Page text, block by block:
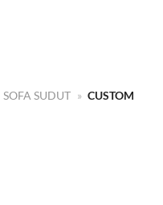
SOFA SUDUT » CUSTOM